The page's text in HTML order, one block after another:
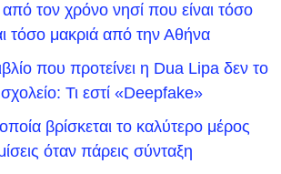
τον χρόνο νησί που είναι τόσο
τόσο μακριά από την Αθήνα
που προτείνει η Dua Lipa δεν το
Τι εστί «Deepfake»
βρίσκεται το καλύτερο μέρος
όταν πάρεις σύνταξη